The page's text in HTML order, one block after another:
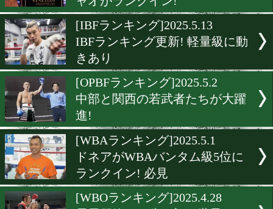
渡邊海がWBO世界11位に
イン!
[WBO-APランキング
フラッシュ赤羽10年ぶりの
ンピオン誕生! 長尾朋範
[WBCランキング]2025.5.14
WBCウェルター級5位にパ
ャオがランクイン!
[IBFランキング]2025.5.13